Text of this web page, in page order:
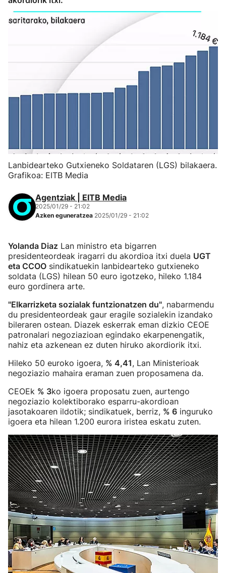
Lanbidearteko Gutxieneko Soldataren (LGS) bilakaera.
Grafikoa: EITB Media
Agentziak | EITB Media
2025/01/29 - 21:02
Azken eguneratzea 2025/01/29 - 21:02
Yolanda Diaz Lan ministro eta bigarren
presidenteordeak iragarri du akordioa itxi duela UGT
eta CCOO sindikatuekin lanbidearteko gutxieneko
soldata (LGS) hilean 50 euro igotzeko, hileko 1.184
euro gordinera arte.
"Elkarrizketa sozialak funtzionatzen du", nabarmendu
du presidenteordeak gaur eragile sozialekin izandako
bileraren ostean. Diazek eskerrak eman dizkio CEOE
patronalari negoziazioan egindako ekarpenengatik,
nahiz eta azkenean ez duten hiruko akordiorik itxi.
Hileko 50 euroko igoera, % 4,41, Lan Ministerioak
negoziazio mahaira eraman zuen proposamena da.
CEOEk % 3ko igoera proposatu zuen, aurtengo
negoziazio kolektiborako esparru-akordioan
jasotakoaren ildotik; sindikatuek, berriz, % 6 inguruko
igoera eta hilean 1.200 eurora iristea eskatu zuten.